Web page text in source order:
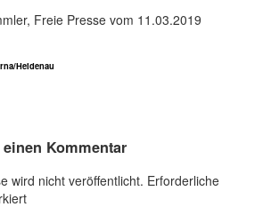
Freie Presse vom 11.03.2019
Heidenau
Kommentar
wird nicht veröffentlicht. Erforderliche